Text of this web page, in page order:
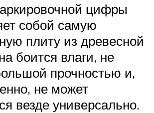
цифры
собой самую
плиту из древесной
боится влаги, не
прочностью и,
не может
везде универсально.